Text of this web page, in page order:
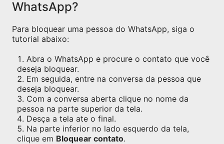
WhatsApp?
Para bloquear uma pessoa do WhatsApp, siga o
tutorial abaixo:
Abra o WhatsApp e procure o contato que você
deseja bloquear.
Em seguida, entre na conversa da pessoa que
deseja bloquear.
Com a conversa aberta clique no nome da
pessoa na parte superior da tela.
Desça a tela ate o final.
Na parte inferior no lado esquerdo da tela,
clique em Bloquear contato.